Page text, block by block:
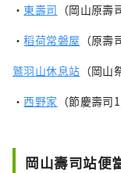
・ 東壽司 （岡山原壽
・稻荷常磐屋 （原壽
鷲羽山休息站 （岡
・西野家 （節慶壽司
岡山壽司站便